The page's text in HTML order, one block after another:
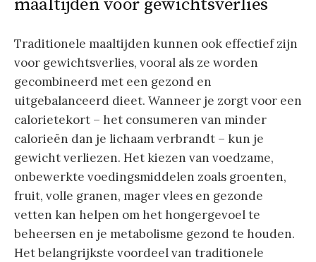
maaltijden voor gewichtsverlies
Traditionele maaltijden kunnen ook effectief zijn
voor gewichtsverlies, vooral als ze worden
gecombineerd met een gezond en
uitgebalanceerd dieet. Wanneer je zorgt voor een
calorietekort – het consumeren van minder
calorieën dan je lichaam verbrandt – kun je
gewicht verliezen. Het kiezen van voedzame,
onbewerkte voedingsmiddelen zoals groenten,
fruit, volle granen, mager vlees en gezonde
vetten kan helpen om het hongergevoel te
beheersen en je metabolisme gezond te houden.
Het belangrijkste voordeel van traditionele